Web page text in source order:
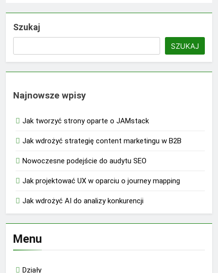
Szukaj
SZUKAJ
Najnowsze wpisy
Jak tworzyć strony oparte o JAMstack
Jak wdrożyć strategię content marketingu w B2B
Nowoczesne podejście do audytu SEO
Jak projektować UX w oparciu o journey mapping
Jak wdrożyć AI do analizy konkurencji
Menu
Działy